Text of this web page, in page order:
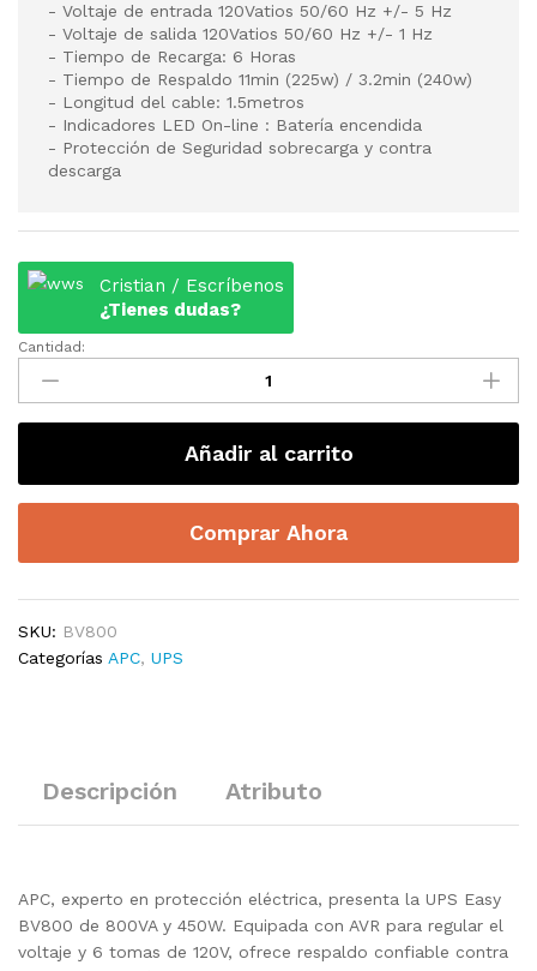
- Voltaje de entrada 120Vatios 50/60 Hz +/- 5 Hz
- Voltaje de salida 120Vatios 50/60 Hz +/- 1 Hz
- Tiempo de Recarga: 6 Horas
- Tiempo de Respaldo 11min (225w) / 3.2min (240w)
- Longitud del cable: 1.5metros
- Indicadores LED On-line : Batería encendida
- Protección de Seguridad sobrecarga y contra
descarga
Cristian / Escríbenos
¿Tienes dudas?
UPS
APC
EASY
BV800
800VA
AVR
6
quantity
Cantidad:
Añadir al carrito
Comprar Ahora
SKU: BV800
Categorías APC, UPS
Descripción Atributo
APC, experto en protección eléctrica, presenta la UPS Easy
BV800 de 800VA y 450W. Equipada con AVR para regular el
voltaje y 6 tomas de 120V, ofrece respaldo confiable contra